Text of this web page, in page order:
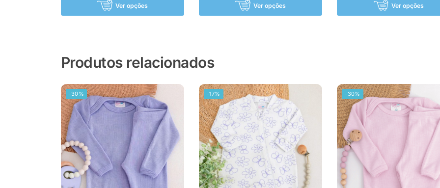
Ver opções Ver opções Ver opções
Produtos relacionados
-30% -17% -30%